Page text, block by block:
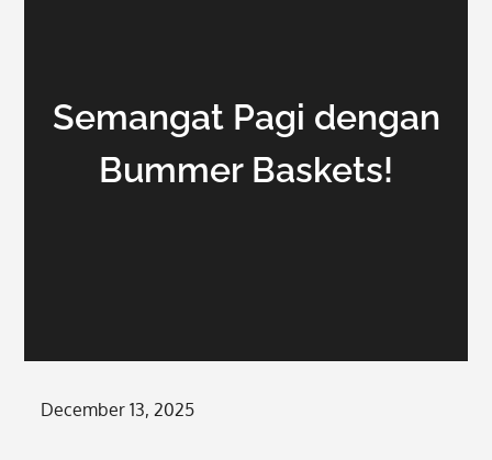
Semangat Pagi dengan
Bummer Baskets!
Posted
December 13, 2025